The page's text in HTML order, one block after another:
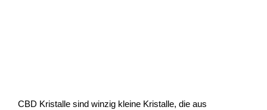
CBD Kristalle sind winzig kleine Kristalle, die aus